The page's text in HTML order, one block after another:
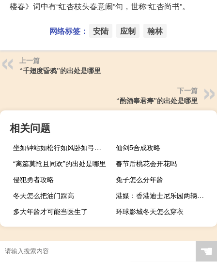
楼春》词中有“红杏枝头春意闹”句，世称“红杏尚书”。
网络标签： 安陆 应制 翰林
上一篇
“千翅度昏鸦”的出处是哪里
下一篇
“酌酒奉君寿”的出处是哪里
相关问题
坐如钟站如松行如风卧如弓动画 坐如钟站如松行如风卧如弓的意思
仙剑5合成攻略
“离筵莫怆且同欢”的出处是哪里
春节后桃花会开花吗
侵犯勇者攻略
兔子怎么分年龄
冬天怎么把油门踩高
港媒：香港迪士尼乐园两辆的士相撞致1死4伤
多大年龄才可能当医生了
环球影城冬天怎么穿衣
☚